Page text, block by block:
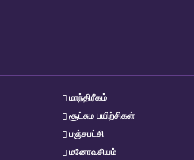
மாந்திரீகம்
சூட்சும பயிற்சிகள்
பஞ்சபட்சி
மனோவசியம்